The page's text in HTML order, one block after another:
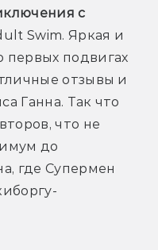
с
Swim. Яркая и
подвигах
отзывы и
Ганна. Так что
что не
до
где Супермен